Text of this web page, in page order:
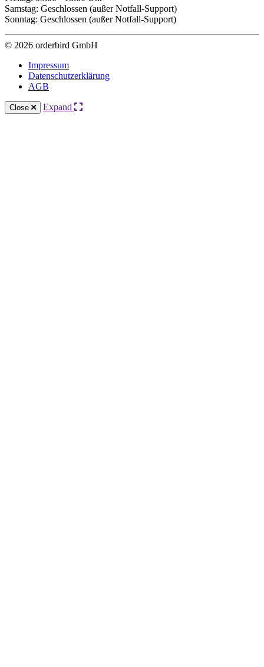
Samstag: Geschlossen (außer Notfall-Support)
Sonntag: Geschlossen (außer Notfall-Support)
© 2026 orderbird GmbH
Impressum
Datenschutzerklärung
AGB
Close Expand